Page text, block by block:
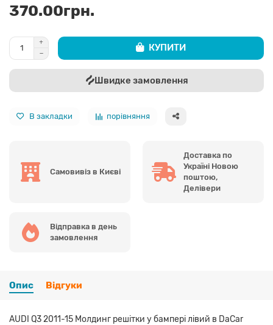
370.00грн.
КУПИТИ
Швидке замовлення
В закладки порівняння
Самовивіз в Києві
Доставка по
Україні Новою
поштою,
Делівери
Відправка в день
замовлення
Опис Відгуки
AUDI Q3 2011-15 Молдинг решітки у бампері лівий в DaCar